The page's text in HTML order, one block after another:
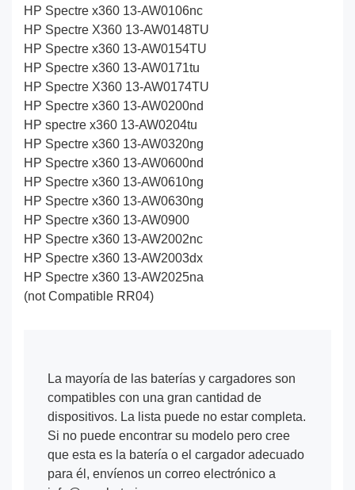
HP Spectre x360 13-AW0106nc
HP Spectre X360 13-AW0148TU
HP Spectre x360 13-AW0154TU
HP Spectre x360 13-AW0171tu
HP Spectre X360 13-AW0174TU
HP Spectre x360 13-AW0200nd
HP spectre x360 13-AW0204tu
HP Spectre x360 13-AW0320ng
HP Spectre x360 13-AW0600nd
HP Spectre x360 13-AW0610ng
HP Spectre x360 13-AW0630ng
HP Spectre x360 13-AW0900
HP Spectre x360 13-AW2002nc
HP Spectre x360 13-AW2003dx
HP Spectre x360 13-AW2025na
(not Compatible RR04)
La mayoría de las baterías y cargadores son
compatibles con una gran cantidad de
dispositivos. La lista puede no estar completa.
Si no puede encontrar su modelo pero cree
que esta es la batería o el cargador adecuado
para él, envíenos un correo electrónico a